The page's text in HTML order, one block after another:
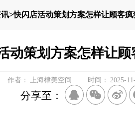
>快闪店活动策划方案怎样让顾客疯
动策划方案怎样让
作者： 上海棣美空间 时间： 2025-
分享至：